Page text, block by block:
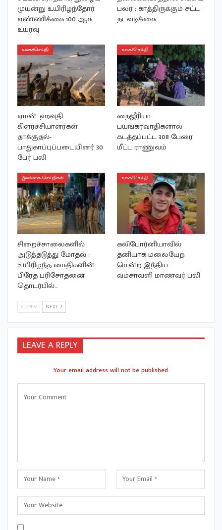
முயன்று உயிரிழந்தோர்
எண்ணிக்கை 100 ஆக
உயர்வு
பலர் ; காத்திருக்கும் சட்ட
நடவடிக்கை
உலகச்செய்தி
ஏமன்: ஹவுதி
கிளர்ச்சியாளர்கள்
தாக்குதல்-
பாதுகாப்புப்படையினர் 30
பேர் பலி
உலகச்செய்தி
நைஜீரியா:
பயங்கரவாதிகளால்
கடத்தப்பட்ட 308 பேரை
மீட்ட ராணுவம்
இலங்கை செய்திகள்
சிறைச்சாலைகளில்
அடுத்தடுத்து மோதல் ;
உயிரிழந்த கைதிகளின்
பிரேத பரிசோதனை
தொடர்பில்…
உலகச்செய்தி
கலிபோர்னியாவில்
தனியாக மலையேற
சென்ற இந்திய
வம்சாவளி மாணவர் பலி
PREV NEXT
LEAVE A REPLY
Your email address will not be published.